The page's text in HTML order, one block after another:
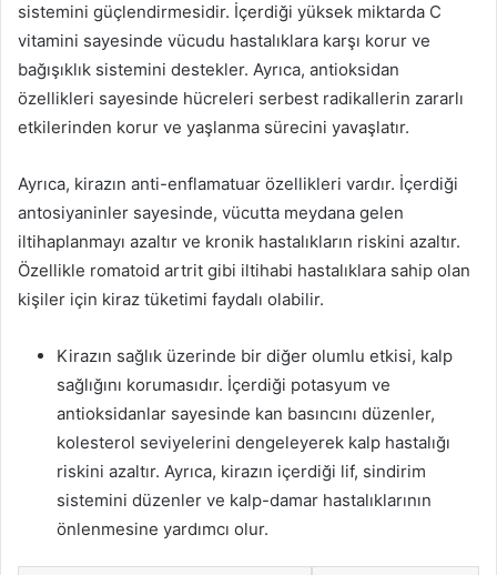
sistemini güçlendirmesidir. İçerdiği yüksek miktarda C
vitamini sayesinde vücudu hastalıklara karşı korur ve
bağışıklık sistemini destekler. Ayrıca, antioksidan
özellikleri sayesinde hücreleri serbest radikallerin zararlı
etkilerinden korur ve yaşlanma sürecini yavaşlatır.
Ayrıca, kirazın anti-enflamatuar özellikleri vardır. İçerdiği
antosiyaninler sayesinde, vücutta meydana gelen
iltihaplanmayı azaltır ve kronik hastalıkların riskini azaltır.
Özellikle romatoid artrit gibi iltihabi hastalıklara sahip olan
kişiler için kiraz tüketimi faydalı olabilir.
Kirazın sağlık üzerinde bir diğer olumlu etkisi, kalp
sağlığını korumasıdır. İçerdiği potasyum ve
antioksidanlar sayesinde kan basıncını düzenler,
kolesterol seviyelerini dengeleyerek kalp hastalığı
riskini azaltır. Ayrıca, kirazın içerdiği lif, sindirim
sistemini düzenler ve kalp-damar hastalıklarının
önlenmesine yardımcı olur.